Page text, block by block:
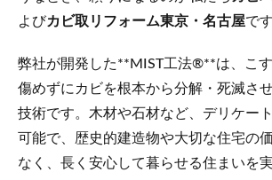
よびカビ取リフォーム東京・名古屋です
弊社が開発した**MIST工法®**は、こす
傷めずにカビを根本から分解・死滅さ
技術です。木材や石材など、デリケー
可能で、歴史的建造物や大切な住宅の
なく、長く安心して暮らせる住まいを